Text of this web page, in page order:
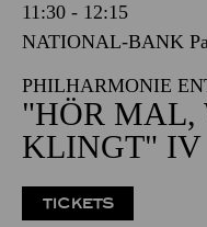
11:30 - 12:15
NATIONAL-BANK
PHILHARMONIE
"HÖR MAL,
KLINGT" IV
TICKETS